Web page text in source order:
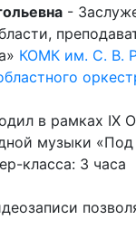
-
КОМК им. С. В.
в рамках IX
музыки
класса: 3 часа